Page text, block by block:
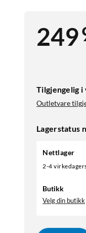
249
Tilgjengelig
Outletvare
Lagerstatus
Nettlager
2-4
Butikk
Velg din butikk